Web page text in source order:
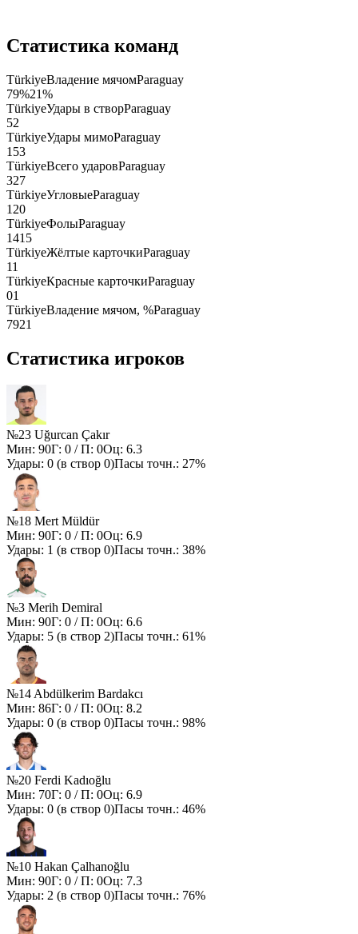
Статистика команд
TürkiyeВладение мячомParaguay
79%21%
TürkiyeУдары в створParaguay
52
TürkiyeУдары мимоParaguay
153
TürkiyeВсего ударовParaguay
327
TürkiyeУгловыеParaguay
120
TürkiyeФолыParaguay
1415
TürkiyeЖёлтые карточкиParaguay
11
TürkiyeКрасные карточкиParaguay
01
TürkiyeВладение мячом, %Paraguay
7921
Статистика игроков
№23 Uğurcan Çakır
Мин: 90Г: 0 / П: 0Оц: 6.3
Удары: 0 (в створ 0)Пасы точн.: 27%
№18 Mert Müldür
Мин: 90Г: 0 / П: 0Оц: 6.9
Удары: 1 (в створ 0)Пасы точн.: 38%
№3 Merih Demiral
Мин: 90Г: 0 / П: 0Оц: 6.6
Удары: 5 (в створ 2)Пасы точн.: 61%
№14 Abdülkerim Bardakcı
Мин: 86Г: 0 / П: 0Оц: 8.2
Удары: 0 (в створ 0)Пасы точн.: 98%
№20 Ferdi Kadıoğlu
Мин: 70Г: 0 / П: 0Оц: 6.9
Удары: 0 (в створ 0)Пасы точн.: 46%
№10 Hakan Çalhanoğlu
Мин: 90Г: 0 / П: 0Оц: 7.3
Удары: 2 (в створ 0)Пасы точн.: 76%